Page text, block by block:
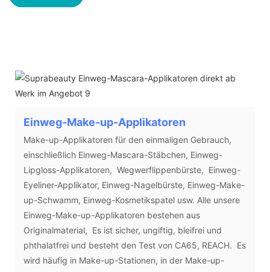
Einweg-Make-up-Applikatoren
Make-up-Applikatoren für den einmaligen Gebrauch,
einschließlich Einweg-Mascara-Stäbchen, Einweg-
Lipgloss-Applikatoren, Wegwerflippenbürste, Einweg-
Eyeliner-Applikator, Einweg-Nagelbürste, Einweg-Make-
up-Schwamm, Einweg-Kosmetikspatel usw. Alle unsere
Einweg-Make-up-Applikatoren bestehen aus
Originalmaterial, Es ist sicher, ungiftig, bleifrei und
phthalatfrei und besteht den Test von CA65, REACH. Es
wird häufig in Make-up-Stationen, in der Make-up-